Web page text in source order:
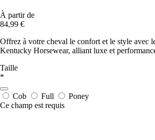
À partir de
84,99 €
Offrez à votre cheval le confort et le style avec
Kentucky Horsewear, alliant luxe et
Taille
*
Cob Full
Poney
Ce champ est requis